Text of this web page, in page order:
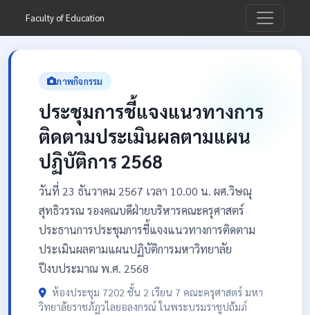
Faculty of Education
ภาพกิจกรรม
ประชุมการชี้แจงแนวทางการ
ติดตามประเมินผลตามแผน
ปฏิบัติการ 2568
วันที่ 23 ธันวาคม 2567 เวลา 10.00 น. ผศ.วิษณุ
สุทธิวรรณ รองคณบดีฝ่ายบริหารคณะครุศาสตร์
ประธานการประชุมการชี้แจงแนวทางการติดตาม
ประเมินผลตามแผนปฏิบัติการมหาวิทยาลัย
ปีงบประมาณ พ.ศ. 2568
ห้องประชุม 7202 ชั้น 2 เรียน 7 คณะครุศาสตร์ มหา
วิทยาลัยราชภัฏวไลยอลงกรณ์ ในพระบรมราชูปถัมภ์